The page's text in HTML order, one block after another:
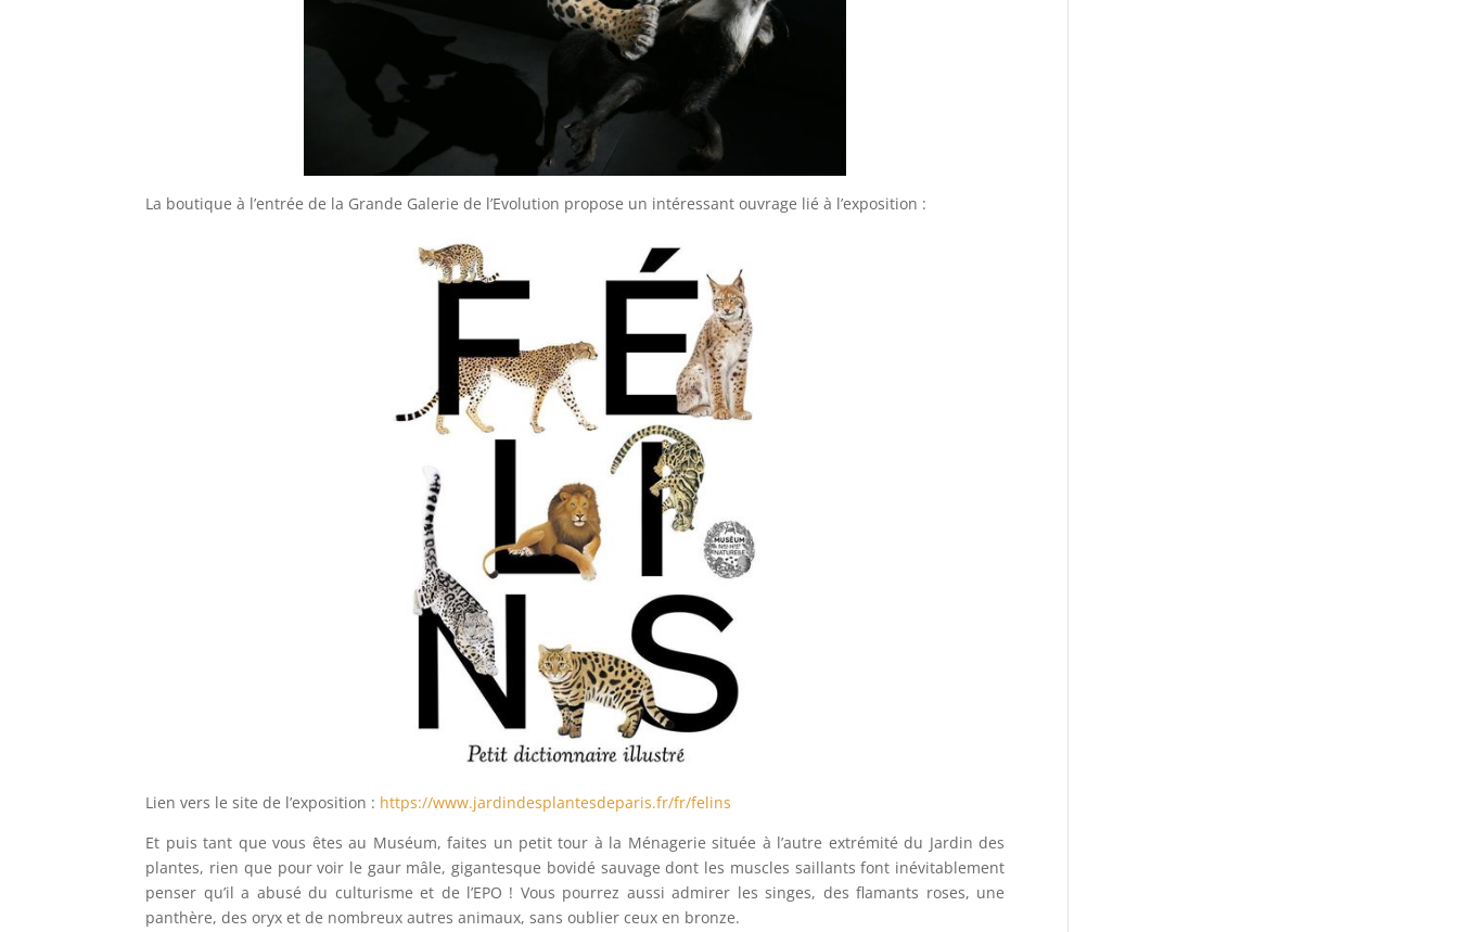
La boutique à l’entrée de la Grande Galerie de l’Evolution propose un intéressant ouvrage lié à l’exposition :
Lien vers le site de l’exposition : https://www.jardindesplantesdeparis.fr/fr/felins
Et puis tant que vous êtes au Muséum, faites un petit tour à la Ménagerie située à l’autre extrémité du Jardin des
plantes, rien que pour voir le gaur mâle, gigantesque bovidé sauvage dont les muscles saillants font inévitablement
penser qu’il a abusé du culturisme et de l’EPO ! Vous pourrez aussi admirer les singes, des flamants roses, une
panthère, des oryx et de nombreux autres animaux, sans oublier ceux en bronze.